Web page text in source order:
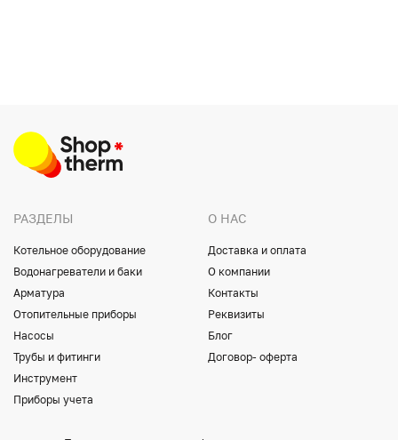
РАЗДЕЛЫ
Котельное оборудование
Водонагреватели и баки
Арматура
Отопительные приборы
Насосы
Трубы и фитинги
Инструмент
Приборы учета
О НАС
Доставка и оплата
О компании
Контакты
Реквизиты
Блог
Договор- оферта